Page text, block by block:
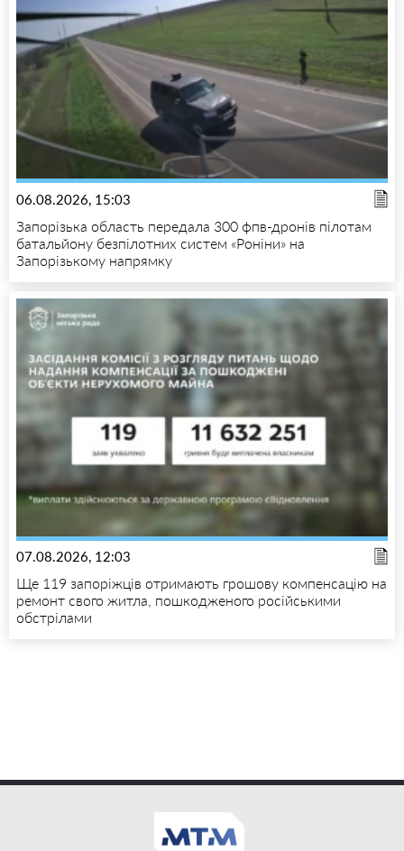
06.08.2026, 15:03
Запорізька область передала 300 фпв-дронів пілотам
батальйону безпілотних систем «Роніни» на
Запорізькому напрямку
07.08.2026, 12:03
Ще 119 запоріжців отримають грошову компенсацію на
ремонт свого житла, пошкодженого російськими
обстрілами